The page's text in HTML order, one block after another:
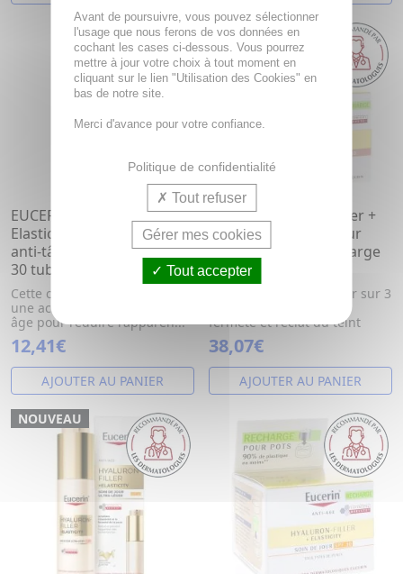
EUCERIN Hyaluron-filler
Elasticity - Crème mains
anti-tâches & anti-âge SPF
30 tube 75ml
Cette crème mains possède
une action anti-tache et anti-
âge pour réduire l'apparen...
12,41€
AJOUTER AU PANIER
EUCRIN Hyaluron-Filler +
Elasticity - Soin de Jour
Rose SPF30 eco-recharge
50ml
Soin anti-age qui va agir sur 3
fermeté et l'éclat du teint
38,07€
AJOUTER AU PANIER
NOUVEAU
Avant de poursuivre, vous pouvez sélectionner
l'usage que nous ferons de vos données en
cochant les cases ci-dessous. Vous pourrez
mettre à jour votre choix à tout moment en
cliquant sur le lien "Utilisation des Cookies" en
bas de notre site.
Merci d'avance pour votre confiance.
Politique de confidentialité
Tout refuser
Gérer mes cookies
Tout accepter